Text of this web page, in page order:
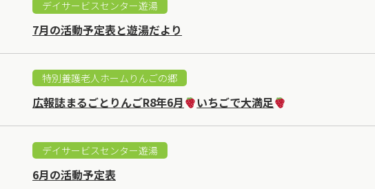
7月の活動予定表と遊湯だより
デイサービスセンター遊湯
広報誌まるごとりんごR8年6月
いちごで大満足
特別養護老人ホームりんごの郷
6月の活動予定表
デイサービスセンター遊湯